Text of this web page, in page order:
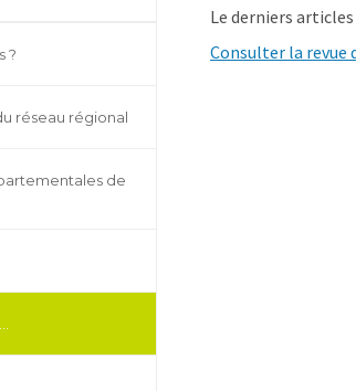
?
réseau régional
de
Le derniers
Consulter la revue